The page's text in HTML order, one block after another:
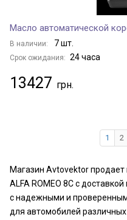
Масло автоматической
В наличии: 7 шт.
Срок ожидания: 24 часа
13427
1 2
Магазин Avtovektor
ALFA ROMEO 8C с
с надежными и
для автомобилей